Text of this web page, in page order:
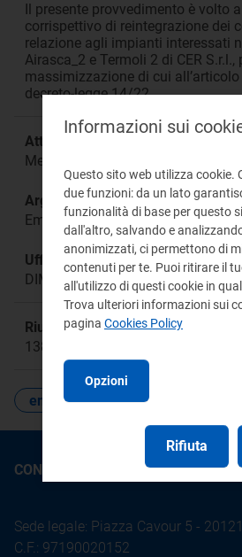
Il presente provvedimento è volto
corrispettivo di reintegrazione dei
relazione agli impianti interessati
Airasca_2 e Termoli 2 di CER
massimizzazione di cui
decreto-legge 14/22.
Attività:
Mercati elettrici all’ingrosso e
Argomento:
Emergenza gas
Ufficio responsabile:
DIME
Riunione:
1389a
emergenza gas
CONTATTI
Sede legale: Piazza Cavour 5 -
C.F.: 97190020152
Informazioni sui
Questo sito web utilizza cookie.
due funzioni: da un lato
funzionalità di base per questo
dall'altro, salvando e
anonimizzati, ci permettono di
contenuti per te. Puoi ritirare il
all'utilizzo di questi cookie in
Trova ulteriori informazioni sui
pagina Cookies Policy
Opzioni
Rifiuta